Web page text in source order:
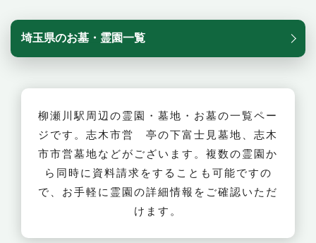
埼玉県のお墓・霊園一覧
柳瀬川駅周辺の霊園・墓地・お墓の一覧ペー
ジです。志木市営 亭の下富士見墓地、志木
市市営墓地などがございます。複数の霊園か
ら同時に資料請求をすることも可能ですの
で、お手軽に霊園の詳細情報をご確認いただ
けます。